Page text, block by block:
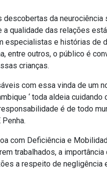
descobertas da
qualidade das relações
especialistas e histórias de
entre outros, o público é
crianças.
com essa vinda de um
‘ toda aldeia cuidando
é de todo
com Deficiência e
trabalhados, a
a respeito de negligência